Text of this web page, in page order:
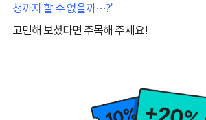
청까지 할 수 없을까…?’
고민해 보셨다면 주목해 주세요!